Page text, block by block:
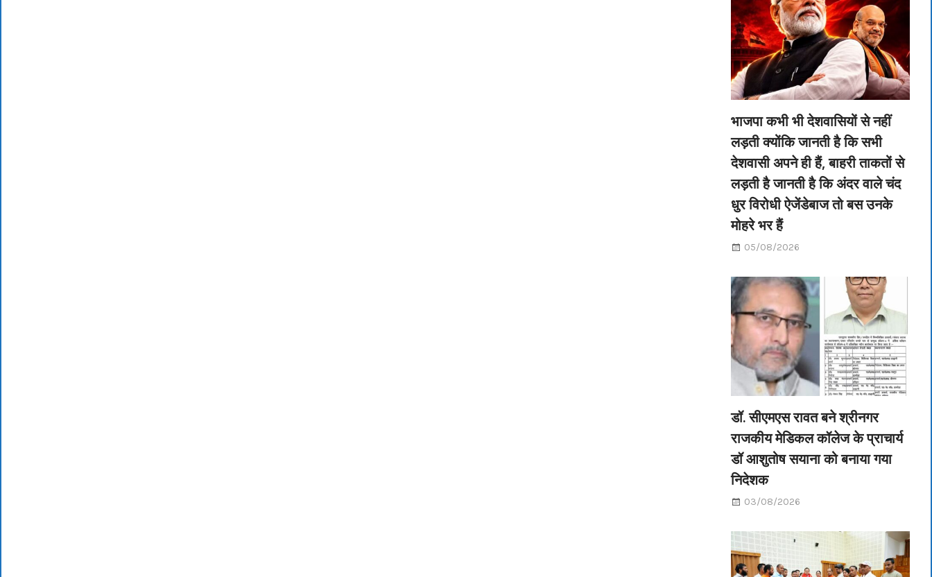
भाजपा कभी भी देशवासियों से नहीं
लड़ती क्योंकि जानती है कि सभी
देशवासी अपने ही हैं, बाहरी ताकतों से
लड़ती है जानती है कि अंदर वाले चंद
धुर विरोधी ऐजेंडेबाज तो बस उनके
मोहरे भर हैं
05/08/2026
डॉ. सीएमएस रावत बने श्रीनगर
राजकीय मेडिकल कॉलेज के प्राचार्य
डॉ आशुतोष सयाना को बनाया गया
निदेशक
03/08/2026